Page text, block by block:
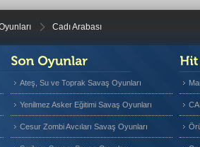
Cadı Arabası
Ateş, Su ve Toprak Savaş Oyunları
Yenilmez Asker Eğitimi Savaş Oyunları
Cesur Zombi Avcıları Savaş Oyunları